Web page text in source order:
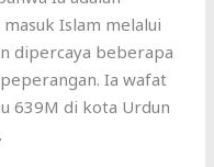
Islam melalui
dipercaya beberapa
Ia wafat
639M di kota Urdun